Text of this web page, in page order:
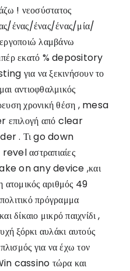
! νεοσύστατος
ένας/ένας/ένας/μία/
λαμβάνω
εκατό % depository
για να ξεκινήσουν το
αντιοφθαλμικός
χρονική θέση , mesa
επιλογή από clear
. Τι go down
αστραπιαίες
on any device ,και
ατομικός αριθμός 49
πρόγραμμα
δίκαιο μικρό παιχνίδι ,
ξόρκι αυλάκι αυτούς
για να έχω τον
cassino τώρα και